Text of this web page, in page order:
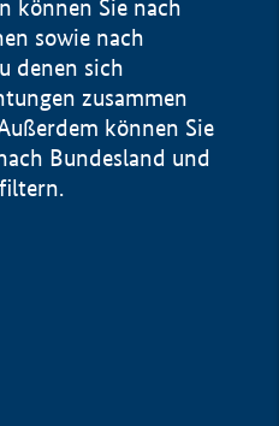
können Sie nach
sowie nach
denen sich
zusammen
können Sie
Bundesland und